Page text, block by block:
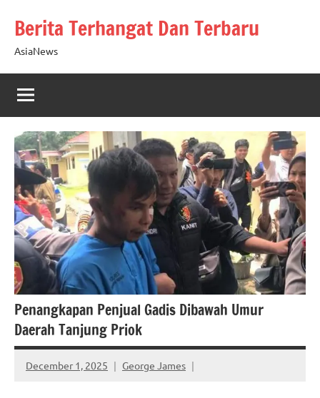
content
Berita Terhangat Dan Terbaru
AsiaNews
Penangkapan Penjual Gadis Dibawah Umur
Daerah Tanjung Priok
December 1, 2025 George James